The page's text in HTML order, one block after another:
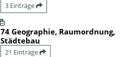
3 Einträge
74 Geographie, Raumordnung,
Städtebau
21 Einträge